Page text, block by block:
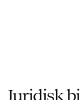
Juridisk